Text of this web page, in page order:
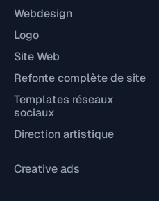
Webdesign
Logo
Site Web
Refonte complète de site
Templates réseaux
sociaux
Direction artistique
Creative ads